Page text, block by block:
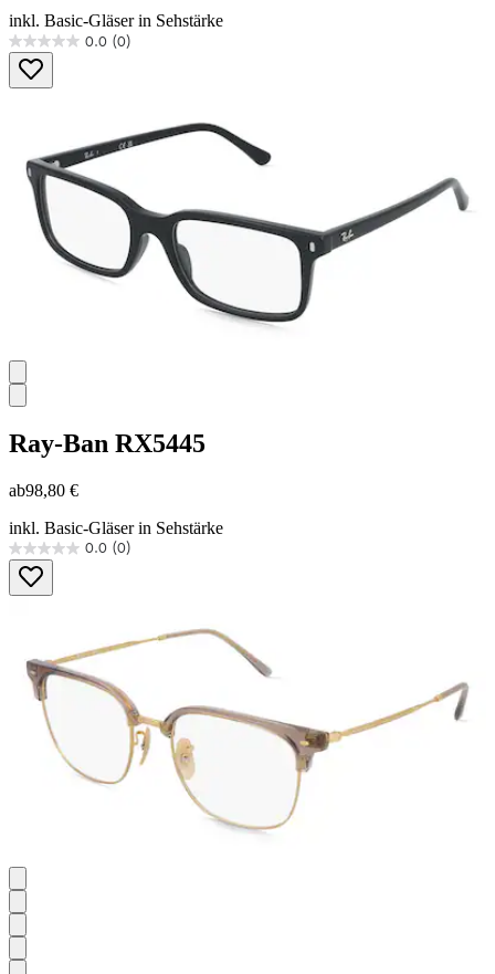
inkl. Basic-Gläser in Sehstärke
0.0 (0)
0.0
von
5
Ray-Ban RX5445
ab98,80 €
inkl. Basic-Gläser in Sehstärke
0.0 (0)
0.0
von
5